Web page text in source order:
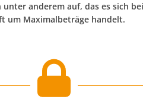
anderem auf, das es sich
um Maximalbeträge handelt.